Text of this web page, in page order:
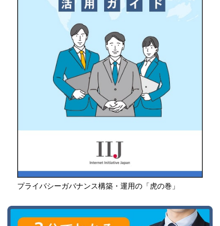
プライバシーガバナンス構築・運用の「虎の巻」